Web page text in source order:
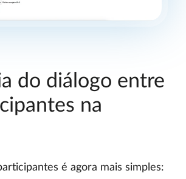
do diálogo entre
na
é agora mais simples: